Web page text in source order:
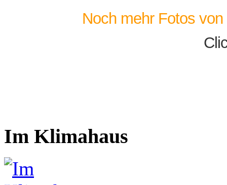
Noch mehr Fotos
Im Klimahaus